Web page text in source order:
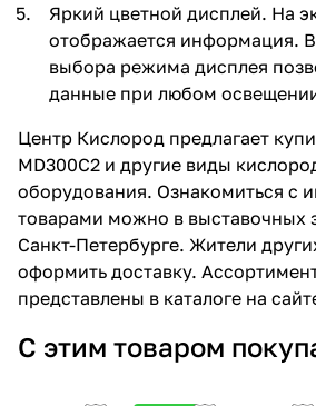
Яркий цветной дисплей. На
отображается информация.
выбора режима дисплея
данные при любом
Центр Кислород предлагает
MD300C2 и другие виды
оборудования. Ознакомиться с
товарами можно в выставочных
Санкт-Петербурге. Жители
оформить доставку.
представлены в каталоге на
С этим товаром